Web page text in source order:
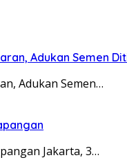
Adukan Semen
Adukan Semen…
Jakarta, 3…